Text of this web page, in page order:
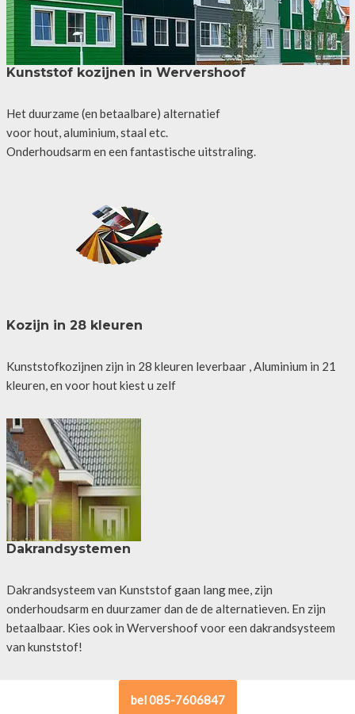
Kunststof kozijnen in Wervershoof
Het duurzame (en betaalbare) alternatief
voor hout, aluminium, staal etc.
Onderhoudsarm en een fantastische uitstraling.
Kozijn in 28 kleuren
Kunststofkozijnen zijn in 28 kleuren leverbaar , Aluminium in 21
kleuren, en voor hout kiest u zelf
Dakrandsystemen
Dakrandsysteem van Kunststof gaan lang mee, zijn
onderhoudsarm en duurzamer dan de de alternatieven. En zijn
betaalbaar. Kies ook in Wervershoof voor een dakrandsysteem
van kunststof!
bel 085-7606847